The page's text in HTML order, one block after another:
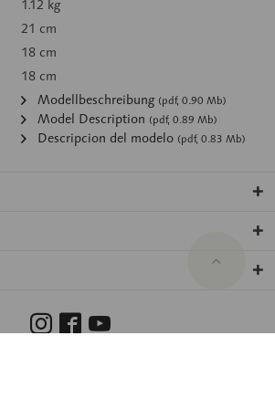
1.12 kg
21 cm
18 cm
18 cm
Modellbeschreibung (pdf, 0.90 Mb)
Model Description (pdf, 0.89 Mb)
Descripcion del modelo (pdf, 0.83 Mb)